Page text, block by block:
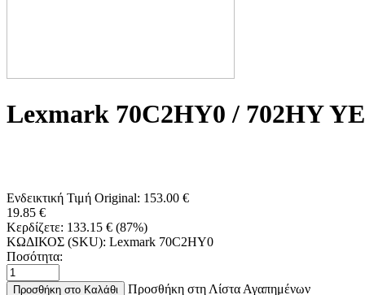
Lexmark 70C2HY0 / 702HY
Ενδεικτική Τιμή Original: 153.00 €
19.85 €
Κερδίζετε: 133.15 € (87%)
ΚΩΔΙΚΟΣ (SKU): Lexmark 70C2HY0
Ποσότητα:
Προσθήκη στο Καλάθι Προσθήκη στη Λίστα Αγαπημένων